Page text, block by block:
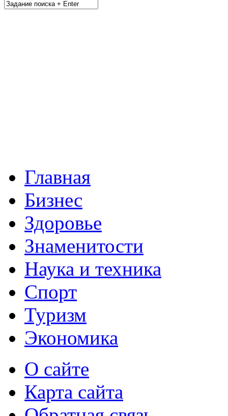
Главная
Бизнес
Здоровье
Знаменитости
Наука и техника
Спорт
Туризм
Экономика
О сайте
Карта сайта